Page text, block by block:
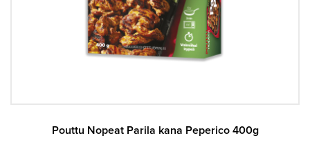
Pouttu Nopeat Parila kana Peperico 400g